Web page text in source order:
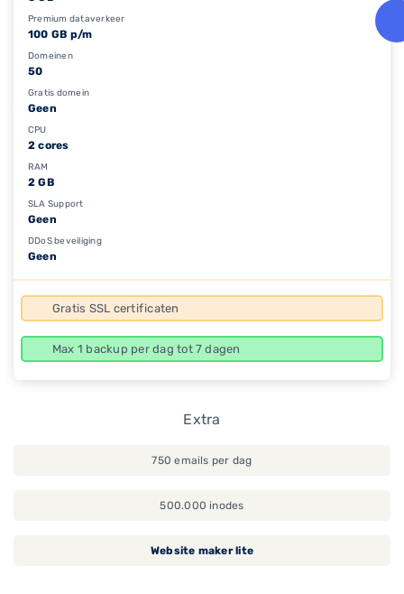
Premium dataverkeer
100 GB p/m
Domeinen
50
Gratis domein
Geen
CPU
2 cores
RAM
2 GB
SLA Support
Geen
DDoS beveiliging
Geen
Gratis SSL certificaten
Max 1 backup per dag tot 7 dagen
Extra
750 emails per dag
500.000 inodes
Website maker lite